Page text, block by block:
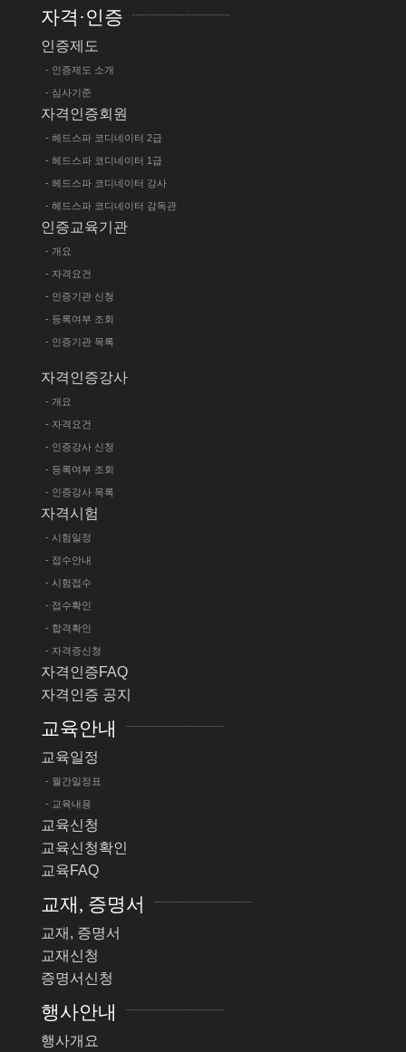
자격·인증
인증제도
- 인증제도 소개
- 심사기준
자격인증회원
- 헤드스파 코디네이터 2급
- 헤드스파 코디네이터 1급
- 헤드스파 코디네이터 강사
- 헤드스파 코디네이터 감독관
인증교육기관
- 개요
- 자격요건
- 인증기관 신청
- 등록여부 조회
- 인증기관 목록
자격인증강사
- 개요
- 자격요건
- 인증강사 신청
- 등록여부 조회
- 인증강사 목록
자격시험
- 시험일정
- 접수안내
- 시험접수
- 접수확인
- 합격확인
- 자격증신청
자격인증FAQ
자격인증 공지
교육안내
교육일정
- 월간일정표
- 교육내용
교육신청
교육신청확인
교육FAQ
교재, 증명서
교재, 증명서
교재신청
증명서신청
행사안내
행사개요